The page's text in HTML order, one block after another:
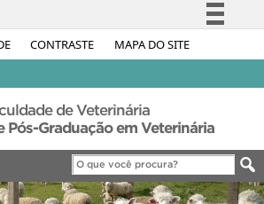
CONTRASTE MAPA DO SITE
Simplifique!
Acesso à informação
Legislação
Canais
de Veterinária
Pós-Graduação em Veterinária